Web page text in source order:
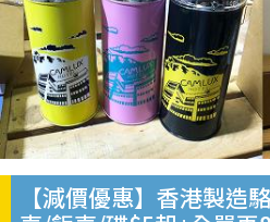
【減價優惠】香港製造